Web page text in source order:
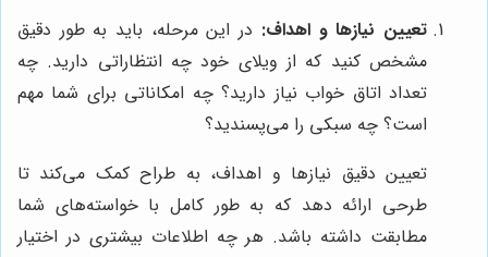
تعیین نیازها و اهداف: در این مرحله، باید به طور دقیق
مشخص کنید که از ویلای خود چه انتظاراتی دارید. چه
تعداد اتاق خواب نیاز دارید؟ چه امکاناتی برای شما مهم
است؟ چه سبکی را می‌پسندید؟
تعیین دقیق نیازها و اهداف، به طراح کمک می‌کند تا
طرحی ارائه دهد که به طور کامل با خواسته‌های شما
مطابقت داشته باشد. هر چه اطلاعات بیشتری در اختیار